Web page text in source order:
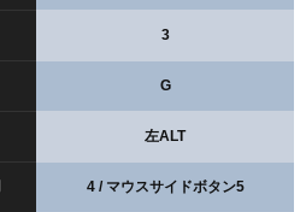
3
G
左ALT
4 / マウスサイドボタン5